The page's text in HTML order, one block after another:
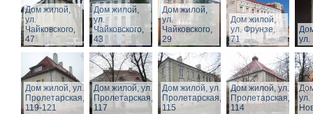
Дом жилой,
ул.
Чайковского,
47
Дом жилой,
ул.
Чайковского,
43
Дом жилой,
ул.
Чайковского,
29
Дом жилой,
ул. Фрунзе,
71
ул.
Дом жилой, ул.
Пролетарская,
119-121
Дом жилой, ул.
Пролетарская,
117
Дом жилой, ул.
Пролетарская,
115
Дом жилой, ул.
Пролетарская,
114